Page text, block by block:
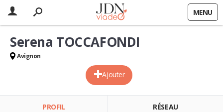
MENU
Ajouter
Serena TOCCAFONDI
Avignon
PROFIL RÉSEAU